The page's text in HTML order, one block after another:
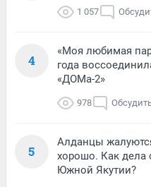
1 057
4
«Моя любимая
года
«ДОМа-2»
978
5
Алданцы
хорошо. Как дела
Южной Якутии?